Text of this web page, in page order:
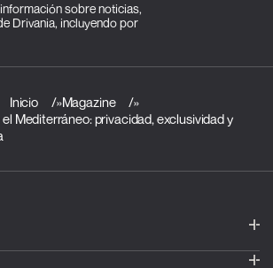
sobre noticias,
Drivania, incluyendo por
Inicio »Magazine
»
Mediterráneo: privacidad, exclusividad y